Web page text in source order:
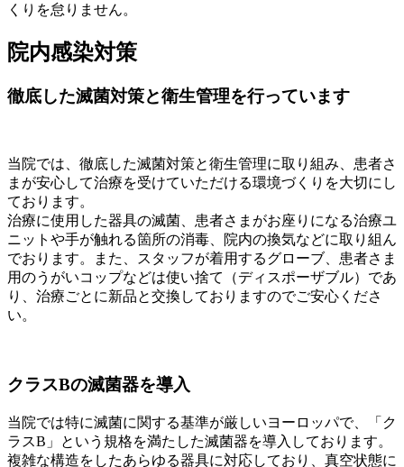
くりを怠りません。
院内感染対策
徹底した滅菌対策と衛生管理を行っています
当院では、徹底した滅菌対策と衛生管理に取り組み、患者さ
まが安心して治療を受けていただける環境づくりを大切にし
ております。
治療に使用した器具の滅菌、患者さまがお座りになる治療ユ
ニットや手が触れる箇所の消毒、院内の換気などに取り組ん
でおります。また、スタッフが着用するグローブ、患者さま
用のうがいコップなどは使い捨て（ディスポーザブル）であ
り、治療ごとに新品と交換しておりますのでご安心くださ
い。
クラスBの滅菌器を導入
当院では特に滅菌に関する基準が厳しいヨーロッパで、「ク
ラスB」という規格を満たした滅菌器を導入しております。
複雑な構造をしたあらゆる器具に対応しており、真空状態に